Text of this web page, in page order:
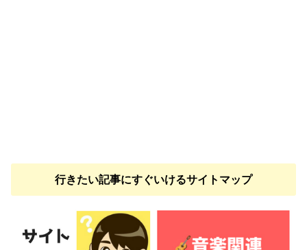
行きたい記事にすぐいけるサイトマップ